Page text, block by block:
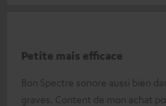
Petite mais efficace
Bon Spectre sonore aussi bien
graves. Content de mon achat